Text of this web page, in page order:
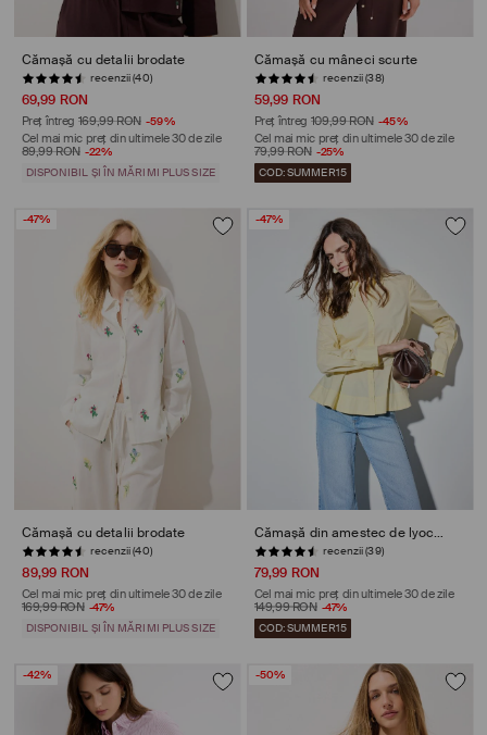
Cămașă cu detalii brodate
recenzii (40)
69,99 RON
Preț întreg 169,99 RON -59%
Cel mai mic preț din ultimele 30 de zile
89,99 RON -22%
DISPONIBIL ȘI ÎN MĂRIMI PLUS SIZE
Cămașă cu mâneci scurte
recenzii (38)
59,99 RON
Preț întreg 109,99 RON -45%
Cel mai mic preț din ultimele 30 de zile
79,99 RON -25%
COD: SUMMER15
-47%
Cămașă cu detalii brodate
recenzii (40)
89,99 RON
Cel mai mic preț din ultimele 30 de zile
169,99 RON -47%
DISPONIBIL ȘI ÎN MĂRIMI PLUS SIZE
-47%
Cămașă din amestec de lyocell
recenzii (39)
79,99 RON
Cel mai mic preț din ultimele 30 de zile
149,99 RON -47%
COD: SUMMER15
-42% -50%